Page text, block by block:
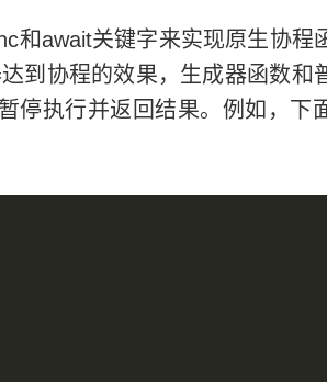
await关键字来实现原生协程
到协程的效果，生成器函数和
停执行并返回结果。例如，下